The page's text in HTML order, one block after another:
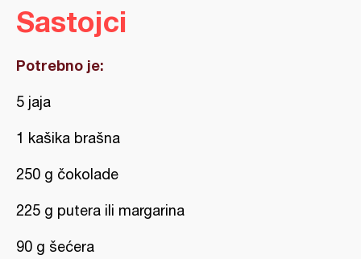
Sastojci
Potrebno je:
5 jaja
1 kašika brašna
250 g čokolade
225 g putera ili margarina
90 g šećera